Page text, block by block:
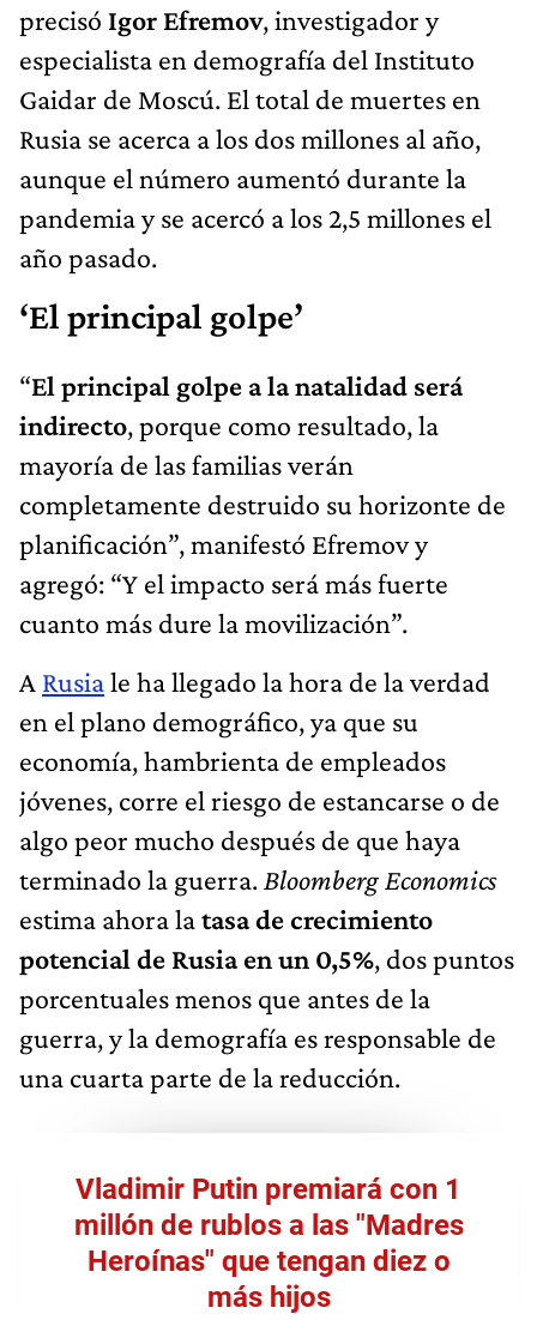
precisó Igor Efremov, investigador y
especialista en demografía del Instituto
Gaidar de Moscú. El total de muertes en
Rusia se acerca a los dos millones al año,
aunque el número aumentó durante la
pandemia y se acercó a los 2,5 millones el
año pasado.
‘El principal golpe’
“El principal golpe a la natalidad será
indirecto, porque como resultado, la
mayoría de las familias verán
completamente destruido su horizonte de
planificación”, manifestó Efremov y
agregó: “Y el impacto será más fuerte
cuanto más dure la movilización”.
A Rusiale ha llegado la hora de la verdad
en el plano demográfico, ya que su
economía, hambrienta de empleados
jóvenes, corre el riesgo de estancarse o de
algo peor mucho después de que haya
terminado la guerra. Bloomberg Economics
estima ahora latasa de crecimiento
potencial de Rusia en un 0,5%, dos puntos
porcentuales menos que antes de la
guerra, y la demografía es responsable de
una cuarta parte de la reducción.
Vladimir Putin premiará con 1
millón de rublos a las "Madres
Heroínas" que tengan diez o
más hijos